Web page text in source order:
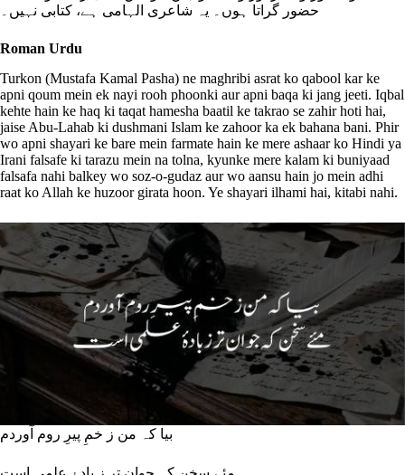
حضور گراتا ہوں۔ یہ شاعری الہامی ہے، کتابی نہیں۔
Roman Urdu
Turkon (Mustafa Kamal Pasha) ne maghribi asrat ko qabool kar ke
apni qoum mein ek nayi rooh phoonki aur apni baqa ki jang jeeti. Iqbal
kehte hain ke haq ki taqat hamesha baatil ke takrao se zahir hoti hai,
jaise Abu-Lahab ki dushmani Islam ke zahoor ka ek bahana bani. Phir
wo apni shayari ke bare mein farmate hain ke mere ashaar ko Hindi ya
Irani falsafe ki tarazu mein na tolna, kyunke mere kalam ki buniyaad
falsafa nahi balkey wo soz-o-gudaz aur wo aansu hain jo mein adhi
raat ko Allah ke huzoor girata hoon. Ye shayari ilhami hai, kitabi nahi.